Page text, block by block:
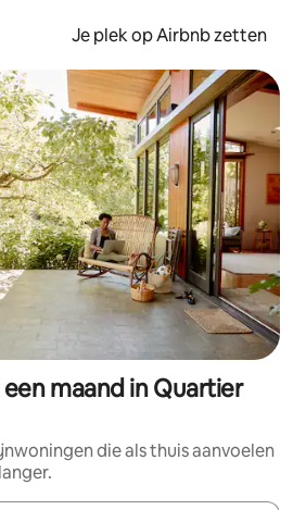
Je plek op Airbnb zetten
maand in Quartier
die als thuis aanvoelen